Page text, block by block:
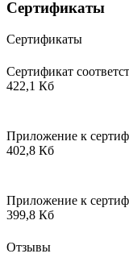
Сертификаты
Сертификаты
Сертификат
422,1 Кб
Приложение к
402,8 Кб
Приложение к
399,8 Кб
Отзывы